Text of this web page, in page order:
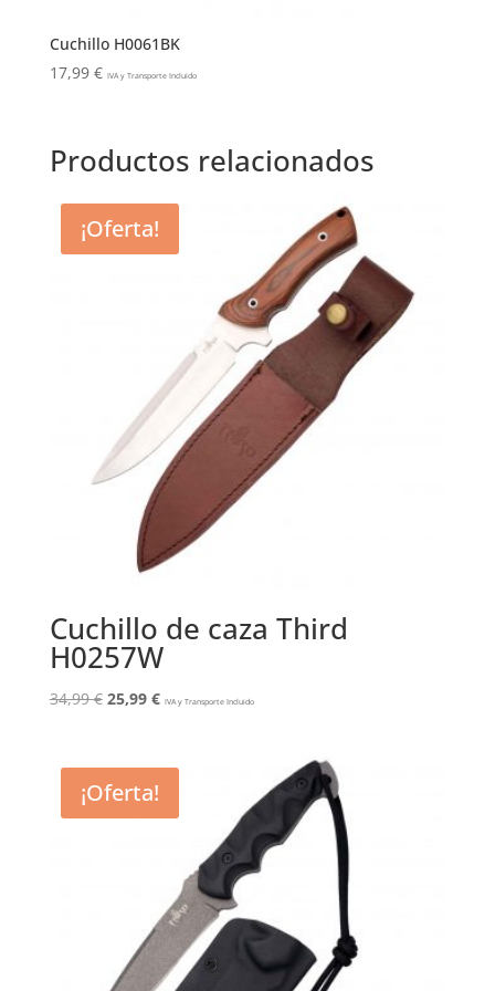
Cuchillo H0061BK
17,99 € IVA y Transporte Incluido
Productos relacionados
¡Oferta!
Cuchillo de caza Third
H0257W
34,99€ El
era:
34,99 €.
25,99 €El
es:
IVA y Transporte Incluido
¡Oferta!